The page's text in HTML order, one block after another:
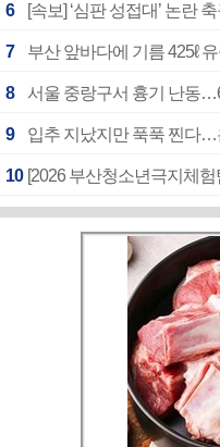
6
7 부산 앞바다에 기름 425ℓ
8 서울 중랑구서 흉기 난동
9 입추 지났지만 푹푹 찐다…
10